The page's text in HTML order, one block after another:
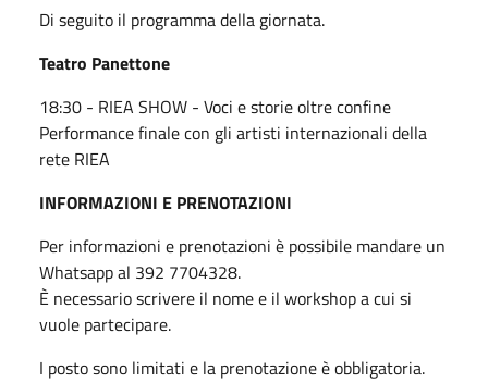
Di seguito il programma della giornata.
Teatro Panettone
18:30 - RIEA SHOW - Voci e storie oltre confine
Performance finale con gli artisti internazionali della
rete RIEA
INFORMAZIONI E PRENOTAZIONI
Per informazioni e prenotazioni è possibile mandare un
Whatsapp al 392 7704328.
È necessario scrivere il nome e il workshop a cui si
vuole partecipare.
I posto sono limitati e la prenotazione è obbligatoria.